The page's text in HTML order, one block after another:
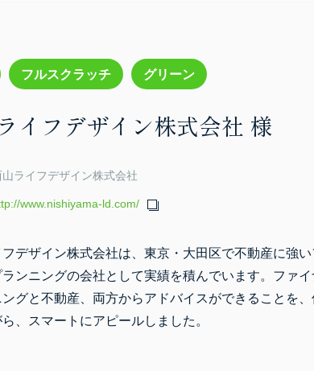
フルスクラッチ グリーン
イフデザイン株式会社 様
山ライフデザイン株式会社
www.nishiyama-ld.com/
デザイン株式会社は、東京・大田区で不動産に強
ランニングの会社として実績を積んでいます。ファ
グと不動産、両方からアドバイスができることを、
、スマートにアピールしました。